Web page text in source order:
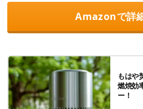
Amazonで詳
もはや
燃焼効
ー！